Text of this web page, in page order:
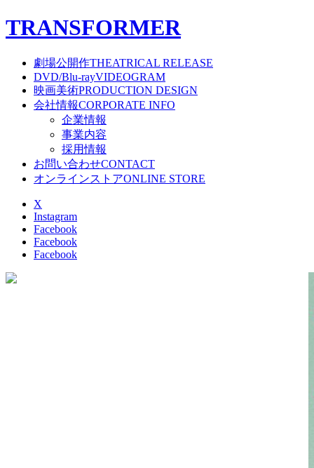
TRANSFORMER
劇場公開作THEATRICAL RELEASE
DVD/Blu-rayVIDEOGRAM
映画美術PRODUCTION DESIGN
会社情報CORPORATE INFO
企業情報
事業内容
採用情報
お問い合わせCONTACT
オンラインストアONLINE STORE
X
Instagram
Facebook
Facebook
Facebook